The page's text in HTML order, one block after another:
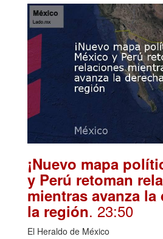
¡Nuevo mapa
y Perú retoman
mientras avanza la
la región. 23:50
El Heraldo de México